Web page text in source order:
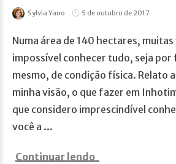
Sylvia Yano 5 de outubro de 2017
Numa área de 140 hectares, muitas
impossível conhecer tudo, seja
mesmo, de condição física. Relato
minha visão, o que fazer em
que considero imprescindível
você a ...
Continuar lendo